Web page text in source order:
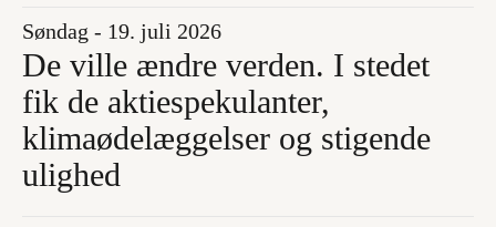
Søndag - 19. juli 2026
De ville ændre verden. I stedet
fik de aktiespekulanter,
klimaødelæggelser og stigende
ulighed